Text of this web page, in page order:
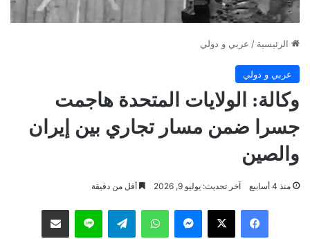
الرئيسية / عربي و دولي
عربي و دولي
وكالة: الولايات المتحدة هاجمت
جسرا ضمن مسار تجاري بين إيران
والصين
منذ 4 أسابيع آخر تحديث: يوليو 9, 2026 أقل من دقيقة
فيسبوك ‫X ماسنجر واتساب تيلقرام لاين مشاركة عبر البريد